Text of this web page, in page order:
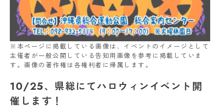
※本ページに掲載している画像は、イベントのイメージとして
主催者が一般公開している告知用画像を参考に掲載していま
す。画像の著作権は各権利者に帰属します。
10/25、県総にてハロウィンイベント開
催します！